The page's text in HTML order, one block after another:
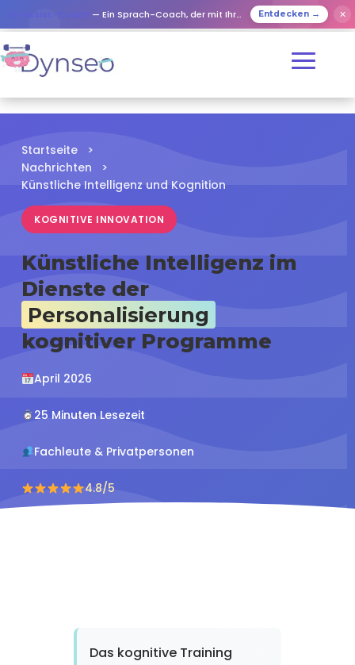
KI-Assist-Coach — Ein Sprach-Coach, der mit Ihren Lieben spielt Entdecken → ✕
Startseite
>
Nachrichten
>
Künstliche Intelligenz und Kognition
KOGNITIVE INNOVATION
Künstliche Intelligenz im
Dienste der
Personalisierung
kognitiver Programme
April 2026
25 Minuten Lesezeit
Fachleute & Privatpersonen
4.8/5
Das kognitive Training